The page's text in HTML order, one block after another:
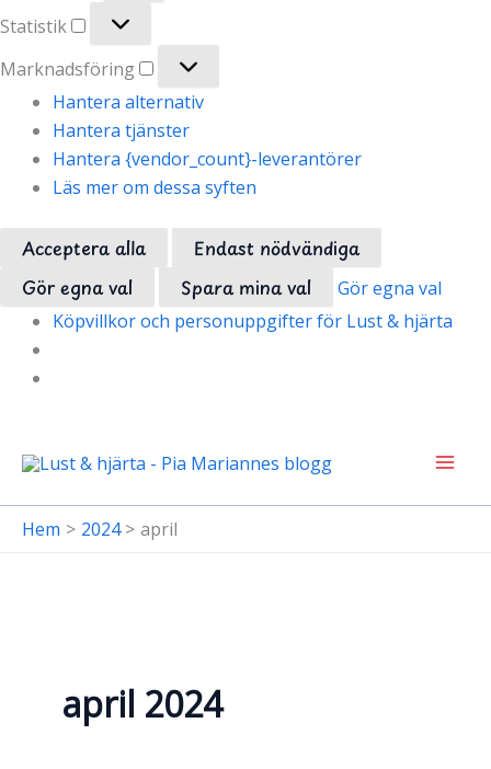
Statistik
Marknadsföring
Hantera alternativ
Hantera tjänster
Hantera {vendor_count}-leverantörer
Läs mer om dessa syften
Acceptera alla
Endast nödvändiga
Gör egna val
Spara mina val
Gör egna val
Köpvillkor och personuppgifter för Lust & hjärta
Hem
2024 april
april 2024